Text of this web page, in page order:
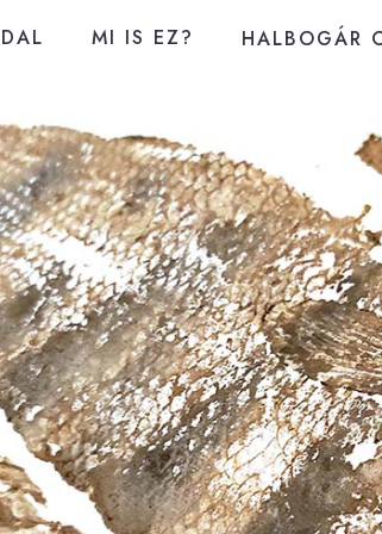
MI IS EZ? HALBOGÁR